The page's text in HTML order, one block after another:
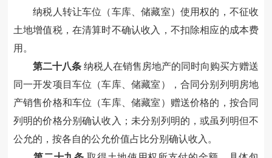
纳税人转让车位 （车库、储藏室） 使用权的 ，不征收
土地增值税，在清算时不确认收入，不扣除相应的成本费
用 。
第二十八条 纳税人 在销售房地产的同时向购买方赠送
同一开发项目车位（车库、储藏室），合同分别列明 房地
产销售价格和车位（车库、储藏室）赠送价格的，按合同
列明的价格分别确认收入；未分别列明的，或虽列明但不
公允的， 按各自的公允价值占比分别确认收入。